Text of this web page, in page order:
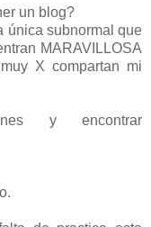
un blog?
única subnormal que
MARAVILLOSA
X compartan mi
y encontrar